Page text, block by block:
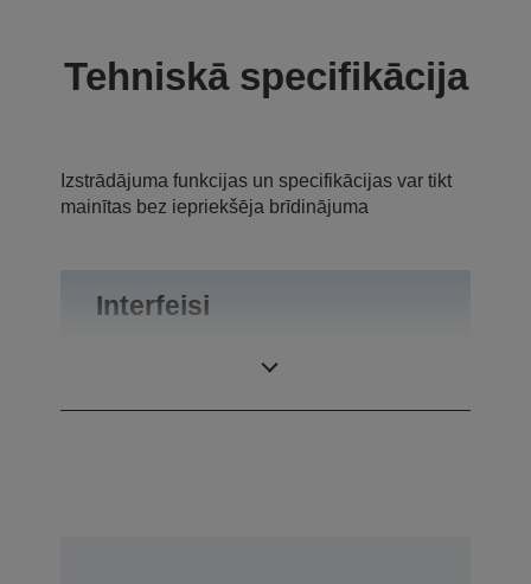
Tehniskā specifikācija
Izstrādājuma funkcijas un specifikācijas var tikt
mainītas bez iepriekšēja brīdinājuma
Interfeisi